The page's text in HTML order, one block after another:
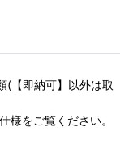
(【即納可】以外は取
をご覧ください。